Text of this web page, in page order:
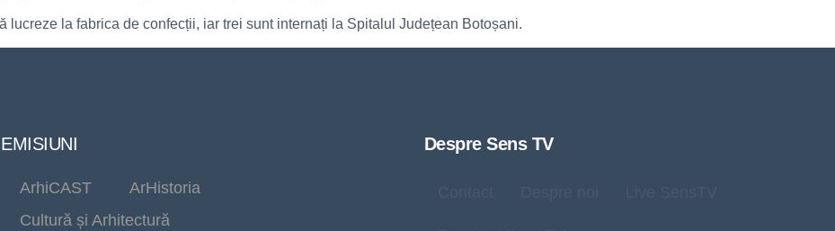
lucreze la fabrica de confecții, iar trei sunt internați la Spitalul Județean Botoșani.
EMISIUNI
ArhiCAST
ArHistoria
Cultură și Arhitectură
Despre Sens TV